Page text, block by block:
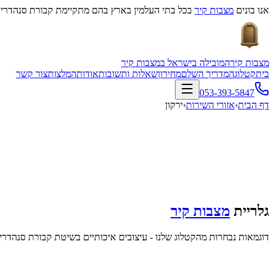
אנו בונים מצבות קיר בכל בתי העלמין בארץ בהם מתקיימת קבורת
מצבות קירהמובילה בישראל במצבות קיר
ביתקטלוגהמדריך השלםמחירוןשאלות ותשובותאודותהמלצותצור קשר
053-393-5847
דף הבית›אזורי השירות›ירקון
גלריית מצבות קיר
דוגמאות נבחרות מהקטלוג שלנו - עיצובים איכותיים בשיטת קבורת